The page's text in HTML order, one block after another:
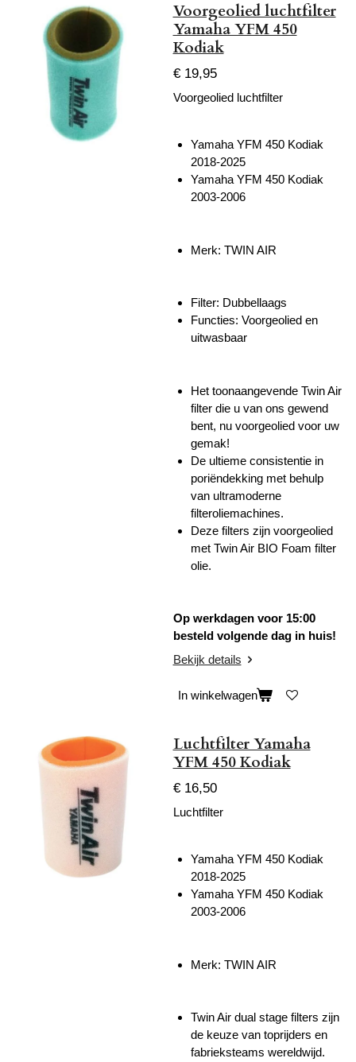
Voorgeolied luchtfilter
Yamaha YFM 450
Kodiak
€ 19,95
Voorgeolied luchtfilter
Yamaha YFM 450 Kodiak
2018-2025
Yamaha YFM 450 Kodiak
2003-2006
Merk: TWIN AIR
Filter: Dubbellaags
Functies: Voorgeolied en
uitwasbaar
Het toonaangevende Twin Air
filter die u van ons gewend
bent, nu voorgeolied voor uw
gemak!
De ultieme consistentie in
poriëndekking met behulp
van ultramoderne
filteroliemachines.
Deze filters zijn voorgeolied
met Twin Air BIO Foam filter
olie.
Op werkdagen voor 15:00
besteld volgende dag in huis!
Bekijk details
In winkelwagen
Luchtfilter Yamaha
YFM 450 Kodiak
€ 16,50
Luchtfilter
Yamaha YFM 450 Kodiak
2018-2025
Yamaha YFM 450 Kodiak
2003-2006
Merk: TWIN AIR
Twin Air dual stage filters zijn
de keuze van toprijders en
fabrieksteams wereldwijd.